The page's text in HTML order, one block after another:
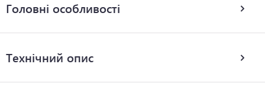
Головні особливості
Технічний опис